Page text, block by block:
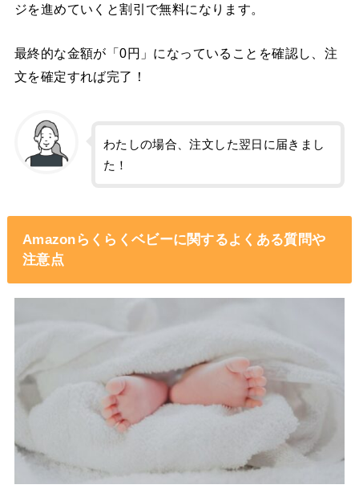
ジを進めていくと割引で無料になります。
最終的な金額が「0円」になっていることを確認し、注
文を確定すれば完了！
わたしの場合、注文した翌日に届きまし
た！
Amazonらくらくベビーに関するよくある質問や
注意点